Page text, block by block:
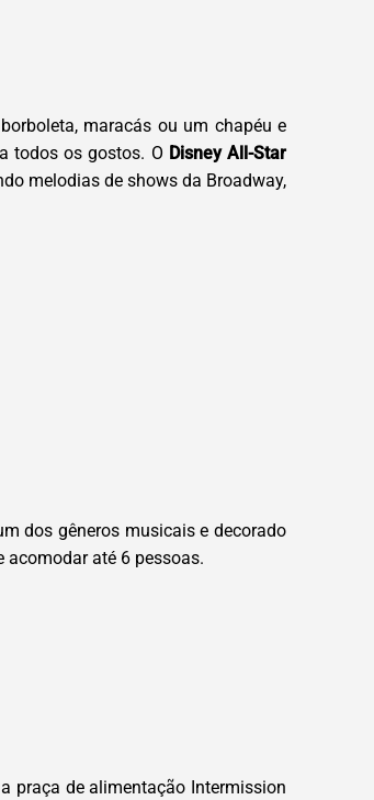
maracás ou um chapéu e
todos os gostos. O Disney All-Star
melodias de shows da Broadway,
dos gêneros musicais e decorado
até 6 pessoas.
praça de alimentação Intermission